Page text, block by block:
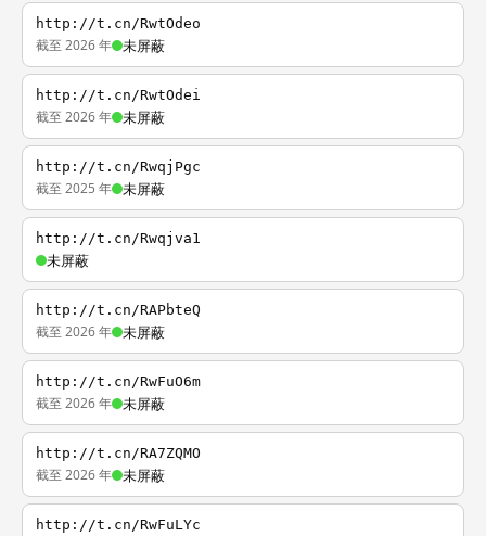
http://t.cn/RwtOdeo
截至 2026 年 未屏蔽
http://t.cn/RwtOdei
截至 2026 年 未屏蔽
http://t.cn/RwqjPgc
截至 2025 年 未屏蔽
http://t.cn/Rwqjva1
未屏蔽
http://t.cn/RAPbteQ
截至 2026 年 未屏蔽
http://t.cn/RwFuO6m
截至 2026 年 未屏蔽
http://t.cn/RA7ZQMO
截至 2026 年 未屏蔽
http://t.cn/RwFuLYc